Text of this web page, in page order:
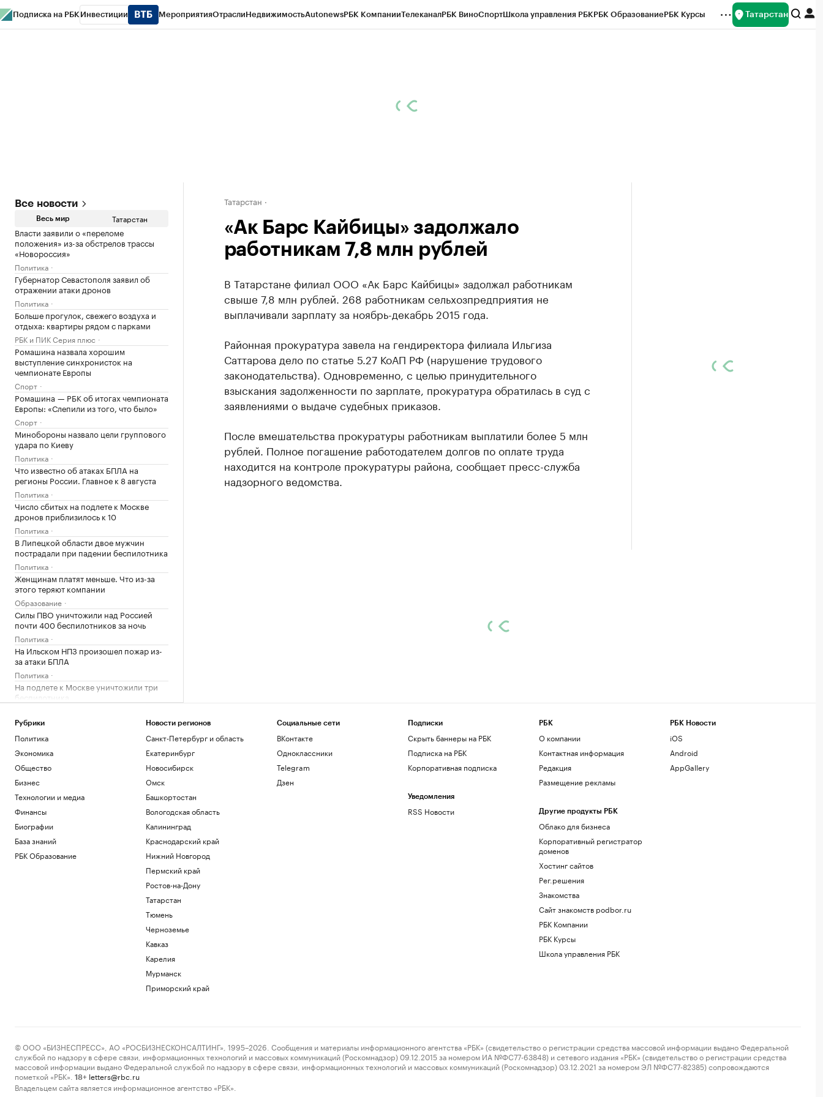
Подписка на РБК Инвестиции МероприятияОтраслиНедвижимостьAutonewsРБК КомпанииТелеканалРБК ВиноСпортШкола управления РБКРБК ОбразованиеРБК Курсы Татарстан
Все новости
Весь мир Татарстан
Власти заявили о «переломе
положения» из-за обстрелов трассы
«Новороссия»
Политика
Губернатор Севастополя заявил об
отражении атаки дронов
Политика
Больше прогулок, свежего воздуха и
отдыха: квартиры рядом с парками
РБК и ПИК Серия плюс
Ромашина назвала хорошим
выступление синхронисток на
чемпионате Европы
Спорт
Ромашина — РБК об итогах чемпионата
Европы: «Слепили из того, что было»
Спорт
Минобороны назвало цели группового
удара по Киеву
Политика
Что известно об атаках БПЛА на
регионы России. Главное к 8 августа
Политика
Число сбитых на подлете к Москве
дронов приблизилось к 10
Политика
В Липецкой области двое мужчин
пострадали при падении беспилотника
Политика
Женщинам платят меньше. Что из-за
этого теряют компании
Образование
Силы ПВО уничтожили над Россией
почти 400 беспилотников за ночь
Политика
На Ильском НПЗ произошел пожар из-
за атаки БПЛА
Политика
На подлете к Москве уничтожили три
беспилотника
Как Ходынка стала новым центром
притяжения
Над Ростовской областью перехватили
более 30 беспилотников
Политика
Украинские дроны атаковали
промпредприятие в Самарской
области
Политика
Зачем смартфону телеобъектив, 200
Мп и большой сенсор
Новая Зеландия анонсировала 36-й
пообещала США больше не атаковать
Axios узнал, что OpenAI замедлила
Татарстан
«Ак Барс Кайбицы» задолжало
работникам 7,8 млн рублей
В Татарстане филиал ООО «Ак Барс Кайбицы» задолжал работникам
свыше 7,8 млн рублей. 268 работникам сельхозпредприятия не
выплачивали зарплату за ноябрь-декабрь 2015 года.
Районная прокуратура завела на гендиректора филиала Ильгиза
Саттарова дело по статье 5.27 КоАП РФ (нарушение трудового
законодательства). Одновременно, с целью принудительного
взыскания задолженности по зарплате, прокуратура обратилась в суд с
заявлениями о выдаче судебных приказов.
После вмешательства прокуратуры работникам выплатили более 5 млн
рублей. Полное погашение работодателем долгов по оплате труда
находится на контроле прокуратуры района, сообщает пресс-служба
надзорного ведомства.
Рубрики
Политика
Экономика
Общество
Бизнес
Технологии и медиа
Финансы
Биографии
База знаний
РБК Образование
Новости регионов
Санкт-Петербург и область
Екатеринбург
Новосибирск
Омск
Башкортостан
Вологодская область
Калининград
Краснодарский край
Нижний Новгород
Пермский край
Ростов-на-Дону
Татарстан
Тюмень
Черноземье
Кавказ
Карелия
Мурманск
Приморский край
Социальные сети
ВКонтакте
Одноклассники
Telegram
Дзен
Подписки
Скрыть баннеры на РБК
Подписка на РБК
Корпоративная подписка
Уведомления
RSS Новости
РБК
О компании
Контактная информация
Редакция
Размещение рекламы
Другие продукты РБК
Облако для бизнеса
Корпоративный регистратор
доменов
Хостинг сайтов
Рег.решения
Знакомства
Сайт знакомств podbor.ru
РБК Компании
РБК Курсы
Школа управления РБК
РБК Новости
iOS
Android
AppGallery
© ООО «БИЗНЕСПРЕСС», АО «РОСБИЗНЕСКОНСАЛТИНГ», 1995–2026. Сообщения и материалы информационного агентства «РБК» (свидетельство о регистрации средства массовой информации выдано Федеральной
службой по надзору в сфере связи, информационных технологий и массовых коммуникаций (Роскомнадзор) 09.12.2015 за номером ИА №ФС77-63848) и сетевого издания «РБК» (свидетельство о регистрации средства
массовой информации выдано Федеральной службой по надзору в сфере связи, информационных технологий и массовых коммуникаций (Роскомнадзор) 03.12.2021 за номером ЭЛ №ФС77-82385) сопровождаются
пометкой «РБК».
18+ letters@rbc.ru
Владельцем сайта является информационное агентство «РБК».